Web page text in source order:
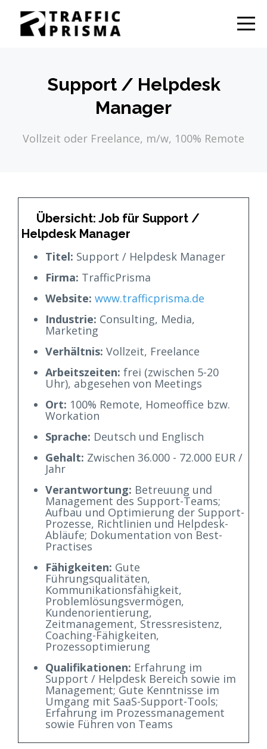
Support / Helpdesk
Manager
Vollzeit oder Freelance, m/w, 100% Remote
Übersicht: Job für Support /
Helpdesk Manager
Titel: Support / Helpdesk Manager
Firma: TrafficPrisma
Website: www.trafficprisma.de
Industrie: Consulting, Media,
Marketing
Verhältnis: Vollzeit, Freelance
Arbeitszeiten: frei (zwischen 5-20
Uhr), abgesehen von Meetings
Ort: 100% Remote, Homeoffice bzw.
Workation
Sprache: Deutsch und Englisch
Gehalt: Zwischen 36.000 - 72.000 EUR /
Jahr
Verantwortung: Betreuung und
Management des Support-Teams;
Aufbau und Optimierung der Support-
Prozesse, Richtlinien und Helpdesk-
Abläufe; Dokumentation von Best-
Practises
Fähigkeiten: Gute
Führungsqualitäten,
Kommunikationsfähigkeit,
Problemlösungsvermögen,
Kundenorientierung,
Zeitmanagement, Stressresistenz,
Coaching-Fähigkeiten,
Prozessoptimierung
Qualifikationen: Erfahrung im
Support / Helpdesk Bereich sowie im
Management; Gute Kenntnisse im
Umgang mit SaaS-Support-Tools;
Erfahrung im Prozessmanagement
sowie Führen von Teams